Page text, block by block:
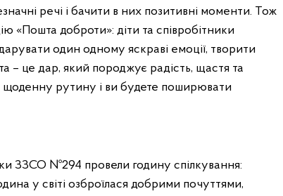
речі і бачити в них позитивні моменти. Тож
«Пошта доброти»: діти та співробітники
один одному яскраві емоції, творити
– це дар, який породжує радість, щастя та
рутину і ви будете поширювати
ЗЗСО №294 провели годину спілкування:
у світі озброїлася добрими почуттями,